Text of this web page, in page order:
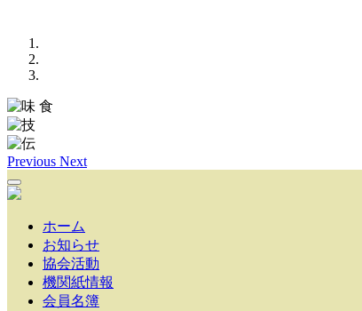
Previous Next
ホーム
お知らせ
協会活動
機関紙情報
会員名簿